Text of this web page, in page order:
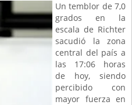
Un temblor de 7,0
grados en la
escala de Richter
sacudió la zona
central del país a
las 17:06 horas
de hoy, siendo
percibido con
mayor fuerza en